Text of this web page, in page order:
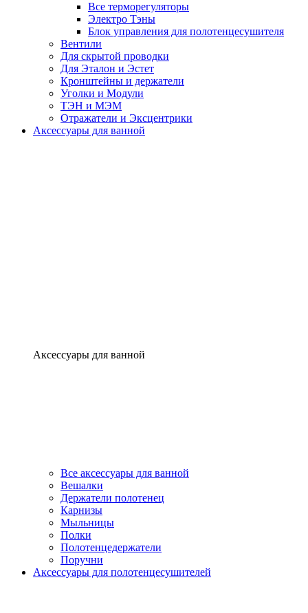
Все терморегуляторы
Электро Тэны
Блок управления для полотенцесушителя
Вентили
Для скрытой проводки
Для Эталон и Эстет
Кронштейны и держатели
Уголки и Модули
ТЭН и МЭМ
Отражатели и Эксцентрики
Аксессуары для ванной
Аксессуары для ванной
Все аксессуары для ванной
Вешалки
Держатели полотенец
Карнизы
Мыльницы
Полки
Полотенцедержатели
Поручни
Аксессуары для полотенцесушителей